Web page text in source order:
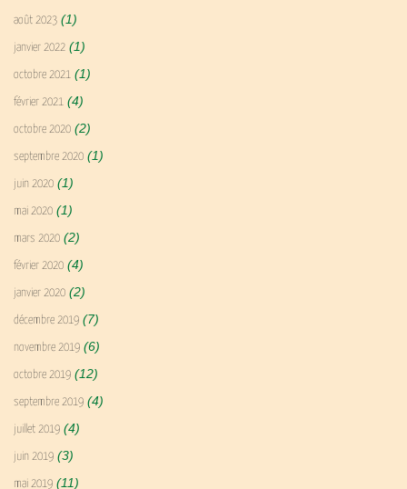
août 2023 (1)
janvier 2022 (1)
octobre 2021 (1)
février 2021 (4)
octobre 2020 (2)
septembre 2020 (1)
juin 2020 (1)
mai 2020 (1)
mars 2020 (2)
février 2020 (4)
janvier 2020 (2)
décembre 2019 (7)
novembre 2019 (6)
octobre 2019 (12)
septembre 2019 (4)
juillet 2019 (4)
juin 2019 (3)
mai 2019 (11)